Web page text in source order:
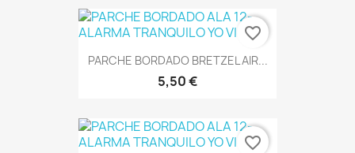
PARCHE BORDADO BRETZEL AIR...
5,50 €
favorite_border
favorite_border